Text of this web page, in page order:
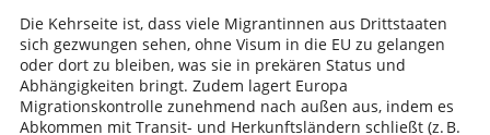
Die Kehrseite ist, dass viele Migrantinnen aus Drittstaaten
sich gezwungen sehen, ohne Visum in die EU zu gelangen
oder dort zu bleiben, was sie in prekären Status und
Abhängigkeiten bringt. Zudem lagert Europa
Migrationskontrolle zunehmend nach außen aus, indem es
Abkommen mit Transit- und Herkunftsländern schließt (z. B.